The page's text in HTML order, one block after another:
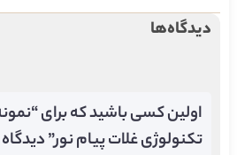
دیدگاه‌ها
اولین کسی باشید که برای
تکنولوژی غلات پیام نور”